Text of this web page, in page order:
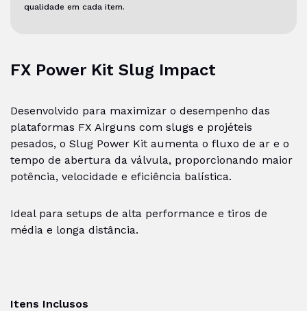
FX Power Kit Slug Impact
Desenvolvido para maximizar o desempenho das
plataformas FX Airguns com slugs e projéteis
pesados, o Slug Power Kit aumenta o fluxo de ar e o
tempo de abertura da válvula, proporcionando maior
potência, velocidade e eficiência balística.
Ideal para setups de alta performance e tiros de
média e longa distância.
Itens Inclusos
qualidade em cada item.